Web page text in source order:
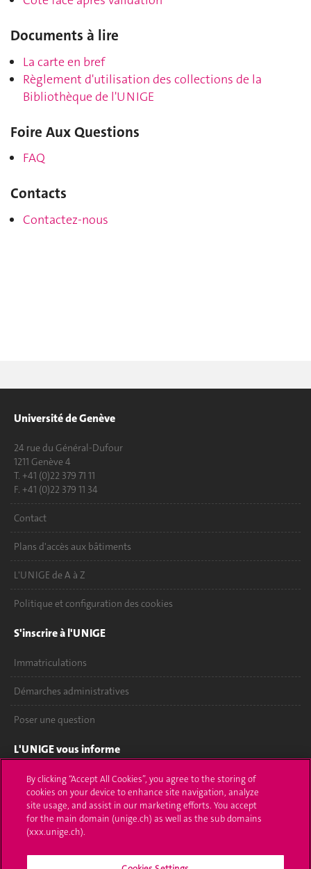
Documents à lire
La carte en bref
Règlement d'utilisation des collections de la
Bibliothèque de l'UNIGE
Foire Aux Questions
FAQ
Contacts
Contactez-nous
Université de Genève
24 rue du Général-Dufour
1211 Genève 4
T. +41 (0)22 379 71 11
F. +41 (0)22 379 11 34
Contact
Plans d'accès aux bâtiments
L'UNIGE de A à Z
Politique et configuration des cookies
S'inscrire à l'UNIGE
Immatriculations
Démarches administratives
Poser une question
L'UNIGE vous informe
UNIGE Mobile
Médias
Offres d'emploi
By clicking “Accept All Cookies”, you agree to the storing of
cookies on your device to enhance site navigation, analyze
site usage, and assist in our marketing efforts. You accept
for the main domain (unige.ch) as well as the sub domains
(xxx.unige.ch).